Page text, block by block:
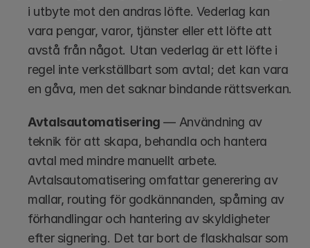
i utbyte mot den andras löfte. Vederlag kan
vara pengar, varor, tjänster eller ett löfte att
avstå från något. Utan vederlag är ett löfte i
regel inte verkställbart som avtal; det kan vara
en gåva, men det saknar bindande rättsverkan.
Avtalsautomatisering — Användning av
teknik för att skapa, behandla och hantera
avtal med mindre manuellt arbete.
Avtalsautomatisering omfattar generering av
mallar, routing för godkännanden, spårning av
förhandlingar och hantering av skyldigheter
efter signering. Det tar bort de flaskhalsar som